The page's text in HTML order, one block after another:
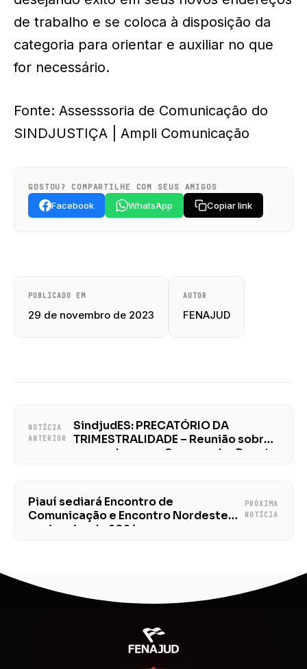
de trabalho e se coloca à disposição da
categoria para orientar e auxiliar no que
for necessário.
Fonte: Assesssoria de Comunicação do
SINDJUSTIÇA | Ampli Comunicação
GOSTOU? COMPARTILHE COM SEUS AMIGOS
Facebook WhatsApp Copiar link
PUBLICADO EM
29 de novembro de 2023
AUTOR
FENAJUD
NOTÍCIA
ANTERIOR
SindjudES: PRECATÓRIO DA
TRIMESTRALIDADE – Reunião sobre
a agenda com o Governador Renato
Piauí sediará Encontro de
Comunicação e Encontro Nordeste
em janeiro de 2024
PRÓXIMA
NOTÍCIA